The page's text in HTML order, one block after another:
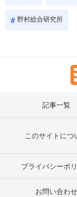
野村総合研究所
記事一覧
このサイトにつ
プライバシーポ
お問い合わせ